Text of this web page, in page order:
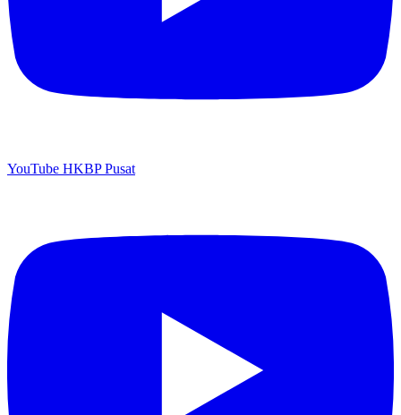
YouTube HKBP Pusat